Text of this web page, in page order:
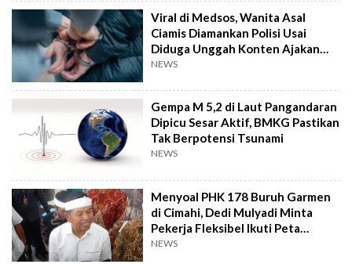
Viral di Medsos, Wanita Asal
Ciamis Diamankan Polisi Usai
Diduga Unggah Konten Ajakan
Demo
NEWS
Gempa M 5,2 di Laut Pangandaran
Dipicu Sesar Aktif, BMKG Pastikan
Tak Berpotensi Tsunami
NEWS
Menyoal PHK 178 Buruh Garmen
di Cimahi, Dedi Mulyadi Minta
Pekerja Fleksibel Ikuti Peta
Industri
NEWS